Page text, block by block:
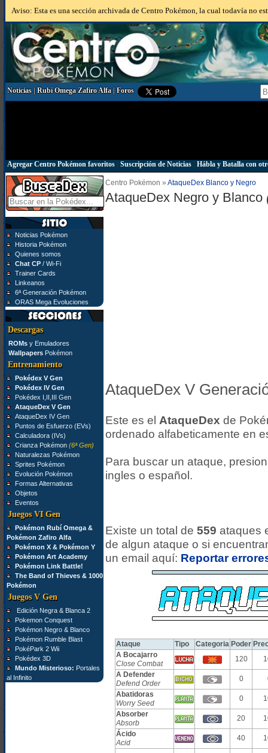
Aviso: Esta es una sección archivada de Centro Pokémon, la cual todavía no
Noticias|Rubí Omega Zafiro Alfa|Foros
Agregar Centro Pokémon favoritos| Suscripción de Noticias| Hábla y Batalla con
Noticias Pokémon
Historia Pokémon
Quienes somos
Chat CP/ Wi-Fi
Trainer Cards
Linkeanos
6ª Generación Pokémon
ORAS Mega Evoluciones
Descargas
ROMsy Emuladores
WallpapersPokémon
Entrenamiento
Pokédex V Gen
Pokédex IV Gen
Pokédex I,II,III Gen
AtaqueDex V Gen
AtaqueDex IV Gen
Puntos de Esfuerzo (EVs)
Calculadora (IVs)
Crianza Pokémon (6ª Gen)
Naturalezas Pokémon
Sprites Pokémon
Evolución Pokémon
Formas Alternativas
Objetos
Eventos
Juegos VI Gen
Pokémon Rubí Omega &
Pokémon Zafiro Alfa
Pokémon X & Pokémon Y
Pokémon Art Academy
Pokémon Link Battle!
The Band of Thieves & 1000
Pokémon
Juegos V Gen
Edición Negra & Blanca 2
Pokemon Conquest
Pokémon Negro & Blanco
Pokémon Rumble Blast
PokéPark 2 Wii
Pokédex 3D
Mundo Misterioso: Portales
al Infinito
Centro Pokémon » AtaqueDex Blanco y Negro
AtaqueDex Negro y Blanco
AtaqueDex V
Este es el AtaqueDex de
ordenado alfabeticamente en
Para buscar un ataque,
ingles o español.
Existe un total de 559 ataques
de algun ataque o si
un email aquí: Reportar
Ataque Tipo Categoria Poder
A Bocajarro
Close Combat
120
A Defender
Defend Order
0
Abatidoras
Worry Seed
0
Absorber
Absorb
20
Ácido
Acid
40